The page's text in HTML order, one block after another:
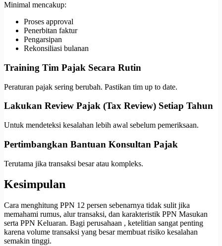
Minimal mencakup:
Proses approval
Penerbitan faktur
Pengarsipan
Rekonsiliasi bulanan
Training Tim Pajak Secara Rutin
Peraturan pajak sering berubah. Pastikan tim up to date.
Lakukan Review Pajak (Tax Review) Setiap Tahun
Untuk mendeteksi kesalahan lebih awal sebelum pemeriksaan.
Pertimbangkan Bantuan Konsultan Pajak
Terutama jika transaksi besar atau kompleks.
Kesimpulan
Cara menghitung PPN 12 persen sebenarnya tidak sulit jika
memahami rumus, alur transaksi, dan karakteristik PPN Masukan
serta PPN Keluaran. Bagi perusahaan , ketelitian sangat penting
karena volume transaksi yang besar membuat risiko kesalahan
semakin tinggi.